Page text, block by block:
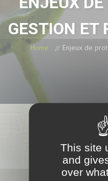
GESTION ET
Home Enjeux de
This site
and
over